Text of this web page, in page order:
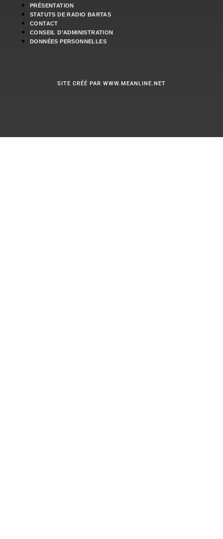
PRÉSENTATION
STATUTS DE RADIO BARTAS
CONTACT
CONSEIL D’ADMINISTRATION
DONNÉES PERSONNELLES
SITE CRÉÉ PAR WWW.MEANLINE.NET